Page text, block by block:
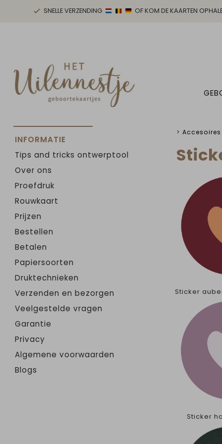
SNELLE VERZENDING OF KOM DE KAARTEN
INFORMATIE
Tips and tricks ontwerptool
Over ons
Proefdruk
Rouwkaart
Prijzen
Bestellen
Betalen
Papiersoorten
Druktechnieken
Verzenden en bezorgen
Veelgestelde vragen
Garantie
Privacy
Algemene voorwaarden
Blogs
>
Sticker
Sticker